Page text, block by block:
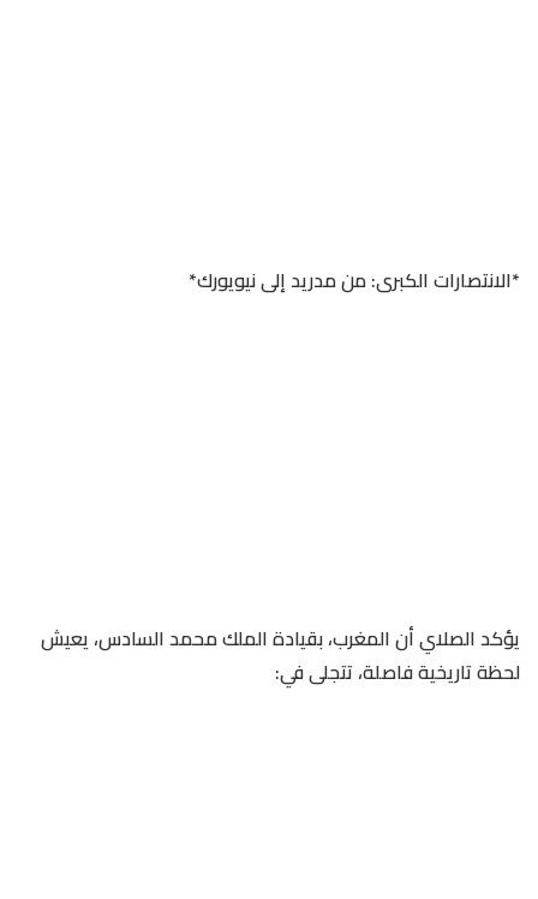
*الانتصارات الكبرى: من مدريد إلى نيويورك*
يؤكد الصلاي أن المغرب، بقيادة الملك محمد السادس، يعيش
لحظة تاريخية فاصلة، تتجلى في: